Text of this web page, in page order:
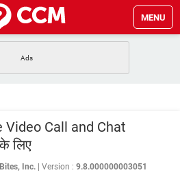
MENU
Lucky Patcher यूज करें
Video Call and Chat
लिए
Inc. Version : 9.8.000000003051